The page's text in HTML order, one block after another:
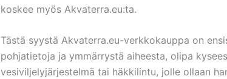
koskee myös Akvaterra.eu:ta.
Tästä syystä Akvaterra.eu-verkkokauppa on
pohjatietoja ja ymmärrystä aiheesta, olipa
vesiviljelyjärjestelmä tai häkkilintu, jolle ollaan